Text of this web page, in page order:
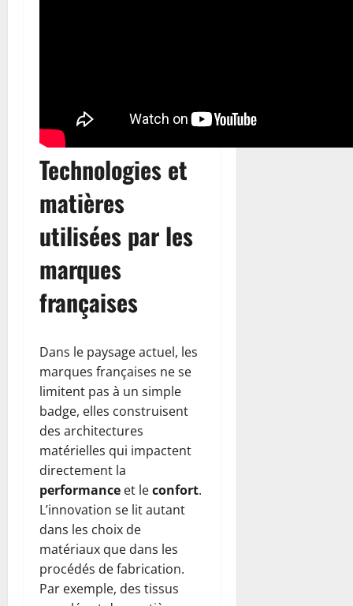
Technologies et
matières
utilisées par les
marques
françaises
Dans le paysage actuel, les
marques françaises ne se
limitent pas à un simple
badge, elles construisent
des architectures
matérielles qui impactent
directement la
performance et leconfort.
L’innovation se lit autant
dans les choix de
matériaux que dans les
procédés de fabrication.
Par exemple, des tissus